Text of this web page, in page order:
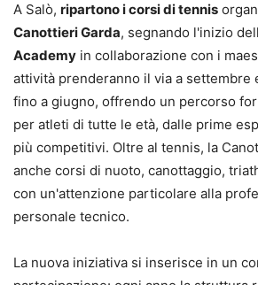
A Salò, ripartono i corsi di tennis
Canottieri Garda, segnando l'inizio
Academy in collaborazione con i
attività prenderanno il via a settembre
fino a giugno, offrendo un percorso
per atleti di tutte le età, dalle prime
più competitivi. Oltre al tennis, la
anche corsi di nuoto, canottaggio,
con un'attenzione particolare alla
personale tecnico.
La nuova iniziativa si inserisce in un